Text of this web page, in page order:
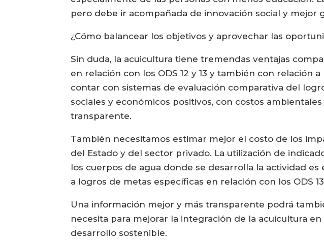
pero debe ir acompañada de innovación social y mejor
¿Cómo balancear los objetivos y aprovechar las
Sin duda, la acuicultura tiene tremendas ventajas
en relación con los ODS 12 y 13 y también con relación
contar con sistemas de evaluación comparativa del
sociales y económicos positivos, con costos
transparente.
También necesitamos estimar mejor el costo de los
del Estado y del sector privado. La utilización de
los cuerpos de agua donde se desarrolla la actividad
a logros de metas específicas en relación con los ODS
Una información mejor y más transparente podrá
necesita para mejorar la integración de la acuicultura
desarrollo sostenible.